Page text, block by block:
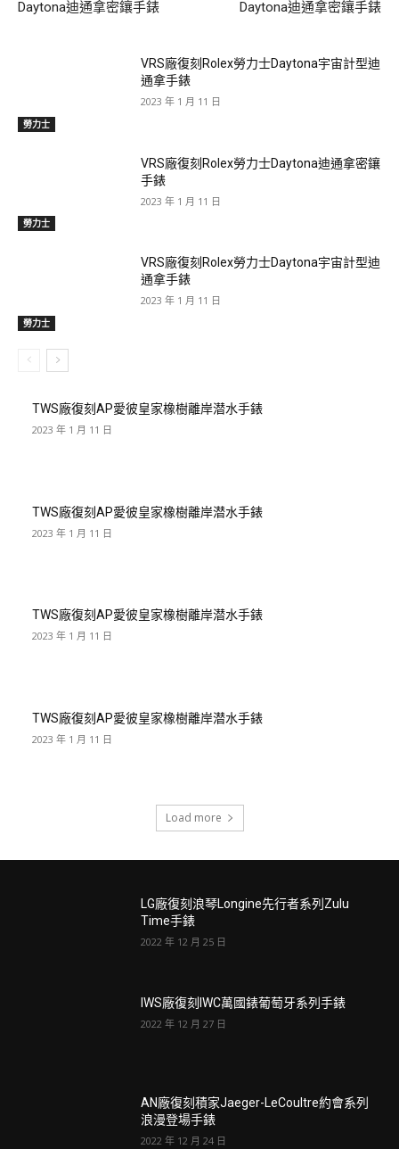
Daytona迪通拿密鑲手錶 Daytona迪通拿密鑲手錶
勞力士
VRS廠復刻Rolex勞力士Daytona宇宙計型迪
通拿手錶
2023 年 1 月 11 日
勞力士
VRS廠復刻Rolex勞力士Daytona迪通拿密鑲
手錶
2023 年 1 月 11 日
勞力士
VRS廠復刻Rolex勞力士Daytona宇宙計型迪
通拿手錶
2023 年 1 月 11 日
TWS廠復刻AP愛彼皇家橡樹離岸潜水手錶
2023 年 1 月 11 日
TWS廠復刻AP愛彼皇家橡樹離岸潜水手錶
2023 年 1 月 11 日
TWS廠復刻AP愛彼皇家橡樹離岸潜水手錶
2023 年 1 月 11 日
TWS廠復刻AP愛彼皇家橡樹離岸潜水手錶
2023 年 1 月 11 日
Load more
LG廠復刻浪琴Longine先行者系列ZuIu
Time手錶
2022 年 12 月 25 日
IWS廠復刻IWC萬國錶葡萄牙系列手錶
2022 年 12 月 27 日
AN廠復刻積家Jaeger-LeCoultre約會系列
浪漫登場手錶
2022 年 12 月 24 日